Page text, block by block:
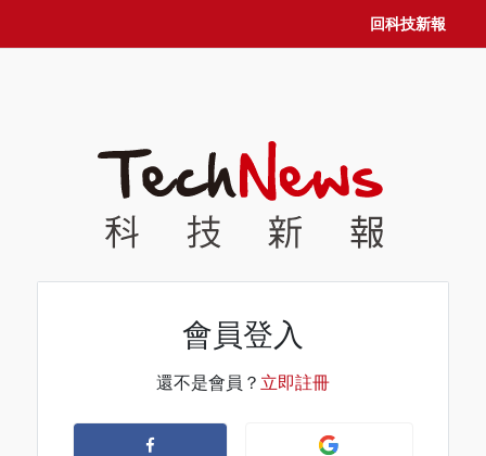
回科技新報
會員登入
還不是會員？ 立即註冊